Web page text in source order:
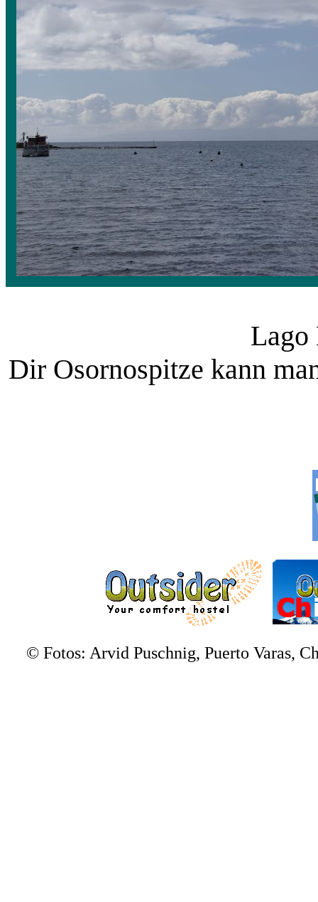
Lago
Dir Osornospitze kann
© Fotos: Arvid Puschnig, Puerto Varas,